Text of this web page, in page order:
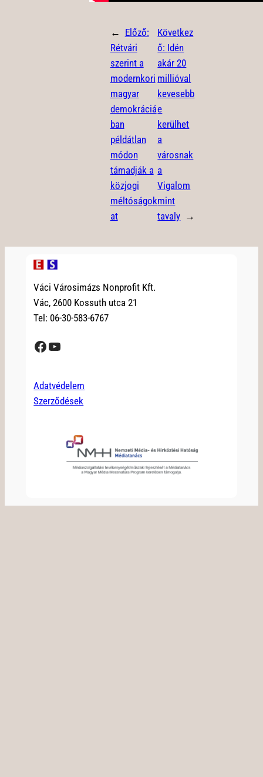
← Előző:
Rétvári
szerint a
modernkori
magyar
demokráciá
ban
példátlan
módon
támadják a
közjogi
méltóságok
at
Következ
ő: Idén
akár 20
millióval
kevesebb
e
kerülhet
a
városnak
a
Vigalom
mint
tavaly →
Váci Városimázs Nonprofit Kft.
Vác, 2600 Kossuth utca 21
Tel: 06-30-583-6767
Facebook YouTube
Adatvédelem
Szerződések